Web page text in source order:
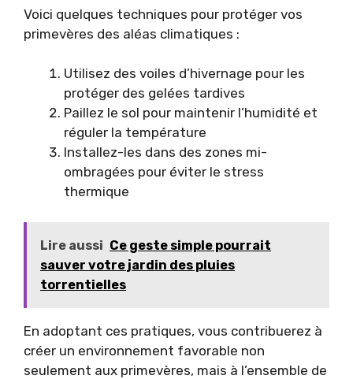
Voici quelques techniques pour protéger vos
primevères des aléas climatiques :
Utilisez des voiles d’hivernage pour les
protéger des gelées tardives
Paillez le sol pour maintenir l’humidité et
réguler la température
Installez-les dans des zones mi-
ombragées pour éviter le stress
thermique
Lire aussi Ce geste simple pourrait
sauver votre jardin des pluies
torrentielles
En adoptant ces pratiques, vous contribuerez à
créer un environnement favorable non
seulement aux primevères, mais à l’ensemble de